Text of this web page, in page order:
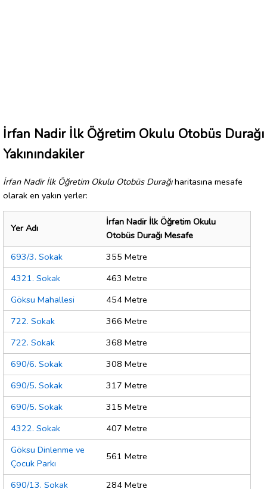
İrfan Nadir İlk Öğretim Okulu Otobüs Durağı
Yakınındakiler
İrfan Nadir İlk Öğretim Okulu Otobüs Durağıharitasına mesafe
olarak en yakın yerler:
Yer Adı
İrfan Nadir İlk Öğretim Okulu
Otobüs Durağı Mesafe
693/3. Sokak
355 Metre
4321. Sokak
463 Metre
Göksu Mahallesi
454 Metre
722. Sokak
366 Metre
722. Sokak
368 Metre
690/6. Sokak
308 Metre
690/5. Sokak
317 Metre
690/5. Sokak
315 Metre
4322. Sokak
407 Metre
Göksu Dinlenme ve
Çocuk Parkı
561 Metre
690/13. Sokak
284 Metre